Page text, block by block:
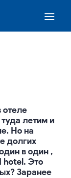
отеле
летим и
Но на
долгих
в один ,
hotel. Это
Заранее